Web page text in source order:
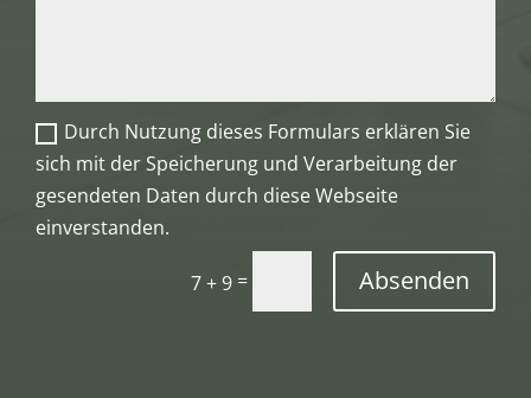
Durch Nutzung dieses Formulars erklären Sie
sich mit der Speicherung und Verarbeitung der
gesendeten Daten durch diese Webseite
einverstanden.
7 + 9 = Absenden